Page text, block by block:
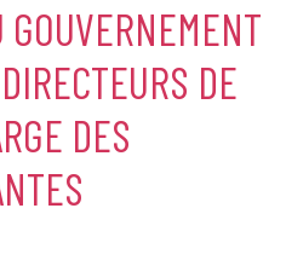
DE
DES